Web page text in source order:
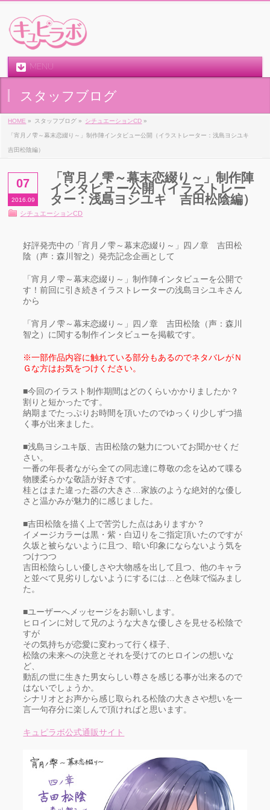
MENU
スタッフブログ
HOME » スタッフブログ » シチュエーションCD »
「宵月ノ雫～幕末恋綴り～」制作陣インタビュー公開（イラストレーター：浅島ヨシユキ
吉田松陰編）
07
2016.09
「宵月ノ雫～幕末恋綴り～」制作陣
インタビュー公開（イラストレー
ター：浅島ヨシユキ 吉田松陰編）
シチュエーションCD
好評発売中の「宵月ノ雫～幕末恋綴り～」四ノ章 吉田松
陰（声：森川智之）発売記念企画として
「宵月ノ雫～幕末恋綴り～」制作陣インタビューを公開で
す！前回に引き続きイラストレーターの浅島ヨシユキさん
から
「宵月ノ雫～幕末恋綴り～」四ノ章 吉田松陰（声：森川
智之）に関する制作インタビューを掲載です。
※一部作品内容に触れている部分もあるのでネタバレがＮ
Ｇな方はお気をつけください。
■今回のイラスト制作期間はどのくらいかかりましたか？
割りと短かったです。
納期までたっぷりお時間を頂いたのでゆっくり少しずつ描
く事が出来ました。
■浅島ヨシユキ版、吉田松陰の魅力についてお聞かせくだ
さい。
一番の年長者ながら全ての同志達に尊敬の念を込めて喋る
物腰柔らかな敬語が好きです。
桂とはまた違った器の大きさ…家族のような絶対的な優し
さと温かみが魅力的に感じました。
■吉田松陰を描く上で苦労した点はありますか？
イメージカラーは黒・紫・白辺りをご指定頂いたのですが
久坂と被らないように且つ、暗い印象にならないよう気を
つけつつ
吉田松陰らしい優しさや大物感を出して且つ、他のキャラ
と並べて見劣りしないようにするには…と色味で悩みまし
た。
■ユーザーへメッセージをお願いします。
ヒロインに対して兄のような大きな優しさを見せる松陰で
すが
その気持ちが恋愛に変わって行く様子、
松陰の未来への決意とそれを受けてのヒロインの想いな
ど、
動乱の世に生きた男女らしい尊さを感じる事が出来るので
はないでしょうか。
シナリオとお声から感じ取られる松陰の大きさや想いを一
言一句存分に楽しんで頂ければと思います。
キュピラボ公式通販サイト